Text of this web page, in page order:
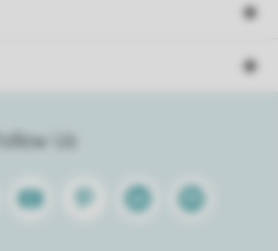
Follow Us
Youtube PinterestLinkedinSpotify